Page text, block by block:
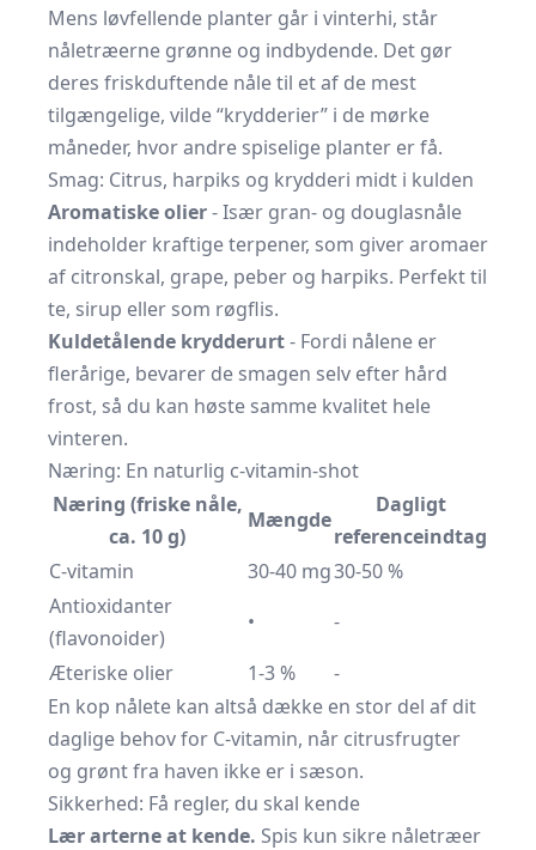
Mens løvfellende planter går i vinterhi, står
nåletræerne grønne og indbydende. Det gør
deres friskduftende nåle til et af de mest
tilgængelige, vilde “krydderier” i de mørke
måneder, hvor andre spiselige planter er få.
Smag: Citrus, harpiks og krydderi midt i kulden
Aromatiske olier- Især gran- og douglasnåle
indeholder kraftige terpener, som giver aromaer
af citronskal, grape, peber og harpiks. Perfekt til
te, sirup eller som røgflis.
Kuldetålende krydderurt- Fordi nålene er
flerårige, bevarer de smagen selv efter hård
frost, så du kan høste samme kvalitet hele
vinteren.
Næring: En naturlig c-vitamin­-shot
Næring (friske nåle,
ca. 10 g)
Mængde
Dagligt
referenceindtag
C-vitamin
30-40 mg30-50 %
Antioxidanter
(flavonoider)
•
-
Æteriske olier
1-3 %
-
En kop nålete kan altså dække en stor del af dit
daglige behov for C-vitamin, når citrusfrugter
og grønt fra haven ikke er i sæson.
Sikkerhed: Få regler, du skal kende
Lær arterne at kende. Spis kun sikre nåletræer